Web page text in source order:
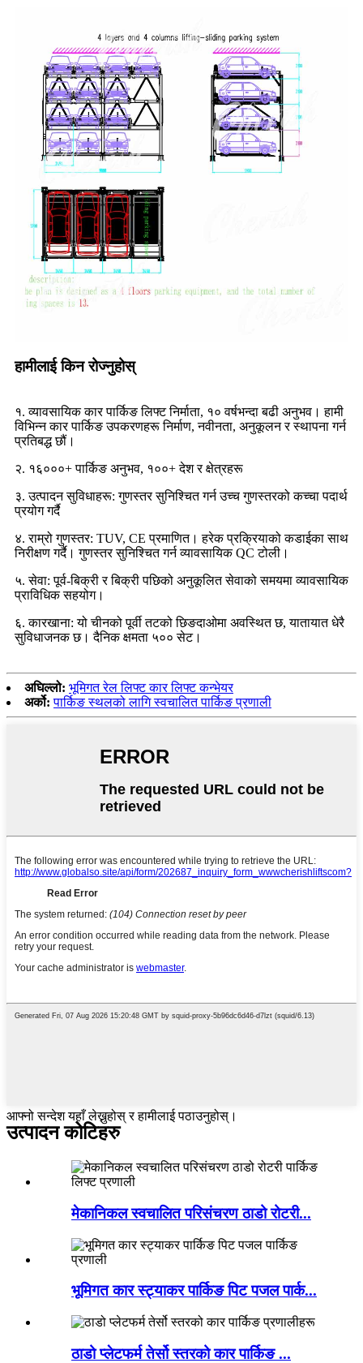
हामीलाई किन रोज्नुहोस्
१. व्यावसायिक कार पार्किङ लिफ्ट निर्माता, १० वर्षभन्दा बढी अनुभव। हामी
विभिन्न कार पार्किङ उपकरणहरू निर्माण, नवीनता, अनुकूलन र स्थापना गर्न
प्रतिबद्ध छौं।
२. १६०००+ पार्किङ अनुभव, १००+ देश र क्षेत्रहरू
३. उत्पादन सुविधाहरू: गुणस्तर सुनिश्चित गर्न उच्च गुणस्तरको कच्चा पदार्थ
प्रयोग गर्दै
४. राम्रो गुणस्तर: TUV, CE प्रमाणित। हरेक प्रक्रियाको कडाईका साथ
निरीक्षण गर्दै। गुणस्तर सुनिश्चित गर्न व्यावसायिक QC टोली।
५. सेवा: पूर्व-बिक्री र बिक्री पछिको अनुकूलित सेवाको समयमा व्यावसायिक
प्राविधिक सहयोग।
६. कारखाना: यो चीनको पूर्वी तटको छिङदाओमा अवस्थित छ, यातायात धेरै
सुविधाजनक छ। दैनिक क्षमता ५०० सेट।
अघिल्लो: भूमिगत रेल लिफ्ट कार लिफ्ट कन्भेयर
अर्को: पार्किङ स्थलको लागि स्वचालित पार्किङ प्रणाली
आफ्नो सन्देश यहाँ लेख्नुहोस् र हामीलाई पठाउनुहोस्।
उत्पादन कोटिहरु
मेकानिकल स्वचालित परिसंचरण ठाडो रोटरी...
भूमिगत कार स्ट्याकर पार्किङ पिट पजल पार्क...
ठाडो प्लेटफर्म तेर्सो स्तरको कार पार्किङ ...